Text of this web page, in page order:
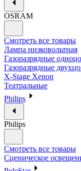
OSRAM
Смотреть все товары
Лампа низковольтная
Газоразрядные
Газоразрядные
X-Stage Xenon
Театральные
Philips
Philips
Смотреть все товары
Сценическое